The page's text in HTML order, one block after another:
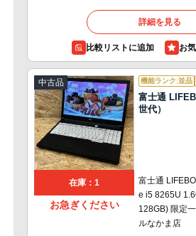
詳細を見る
比較リストに追加
中古品
在庫：1
お急ぎください
機能ランク:並品
富士通
世代）
富士通
e i5 8265U
128GB) 限定
ルなかま店